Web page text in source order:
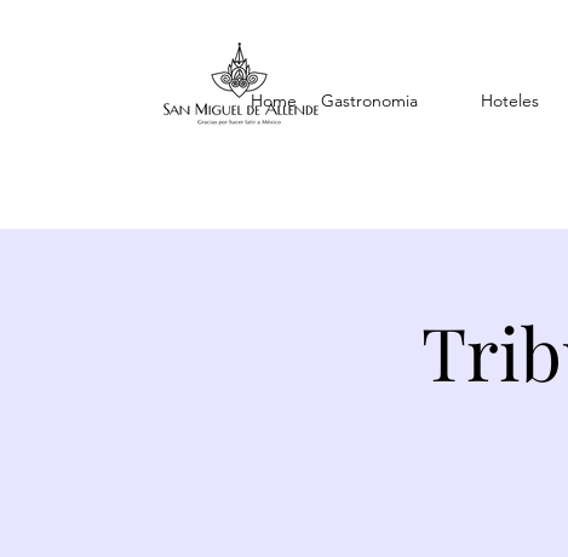
Home Gastronomia Hoteles